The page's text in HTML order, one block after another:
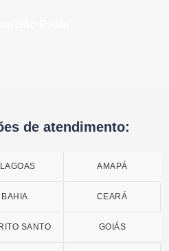
de atendimento:
AMAPÁ
BAHIA CEARÁ
SANTO GOIÁS